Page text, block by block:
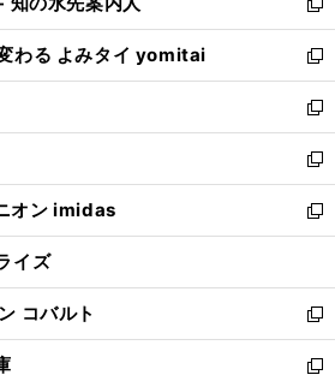
ド
ウ
で
開
く
ィ
ン
ド
ウ
で
開
く
い
ウ
ィ
ン
ド
ウ
で
開
く
新
し
い
ウ
ィ
ン
ド
ウ
で
開
わる よみタイ yomitai
新
し
い
ウ
ィ
ン
ド
ウ
開
く
新
し
い
ウ
ィ
ン
ウ
で
開
く
新
し
い
ウ
ン
ド
ウ
で
オン imidas
新
し
ウ
ィ
ン
ド
イズ
コバルト
新
し
い
新